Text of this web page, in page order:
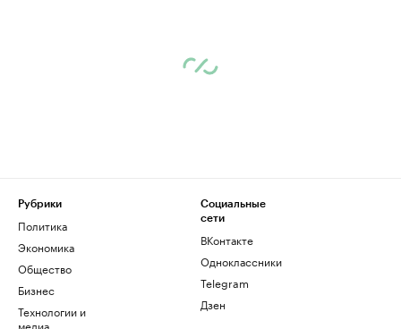
Рубрики
Политика
Экономика
Общество
Бизнес
Технологии и
медиа
Социальные
сети
ВКонтакте
Одноклассники
Telegram
Дзен